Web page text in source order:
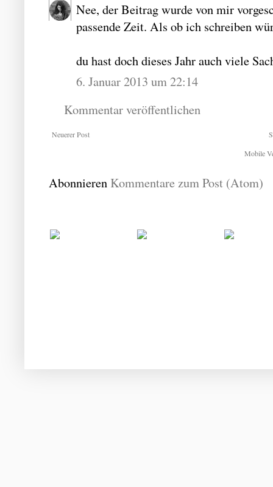
Nee, der Beitrag wurde von mir
passende Zeit. Als ob ich schreiben
du hast doch dieses Jahr auch viele
6. Januar 2013 um 22:14
Kommentar veröffentlichen
Neuerer Post
Mobile
Abonnieren Kommentare zum Post (Atom)